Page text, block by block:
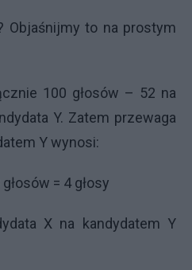
Objaśnijmy to na prostym
100 głosów – 52 na
Y. Zatem przewaga
Y wynosi:
= 4 głosy
X na kandydatem Y